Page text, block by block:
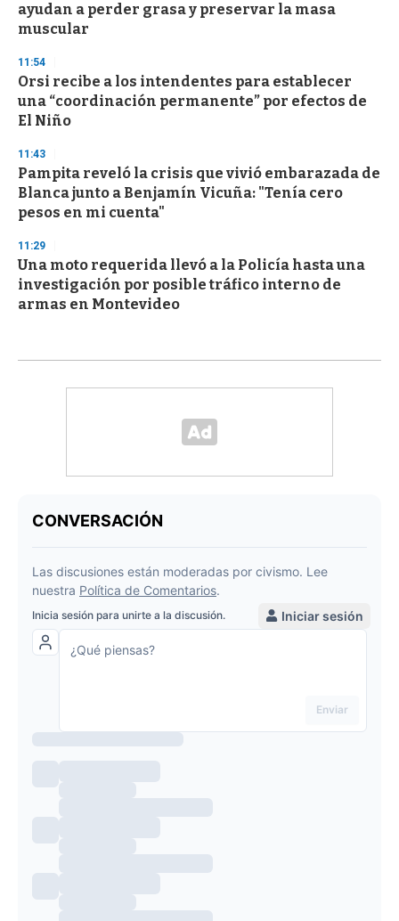
ayudan a perder grasa y preservar la masa
muscular
11:54
Orsi recibe a los intendentes para establecer
una “coordinación permanente” por efectos de
El Niño
11:43
Pampita reveló la crisis que vivió embarazada de
Blanca junto a Benjamín Vicuña: "Tenía cero
pesos en mi cuenta"
11:29
Una moto requerida llevó a la Policía hasta una
investigación por posible tráfico interno de
armas en Montevideo